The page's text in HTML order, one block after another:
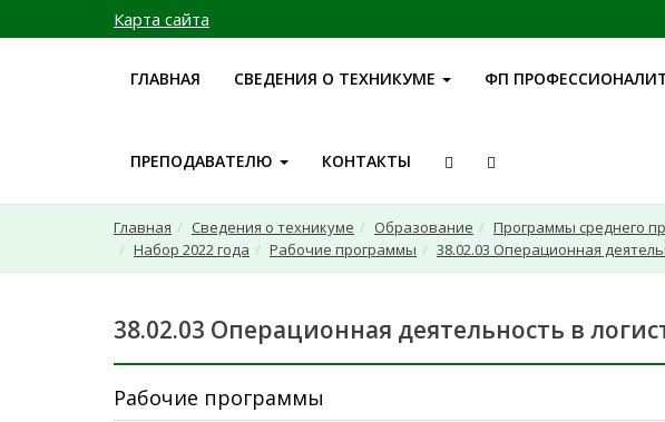
Карта сайта
ГЛАВНАЯ СВЕДЕНИЯ О ТЕХНИКУМЕ ФП
ПРЕПОДАВАТЕЛЮ КОНТАКТЫ
Главная Сведения о техникуме Образование Программы среднего
Набор 2022 года
Рабочие программы 38.02.03 Операционная
38.02.03 Операционная деятельность в
Рабочие программы